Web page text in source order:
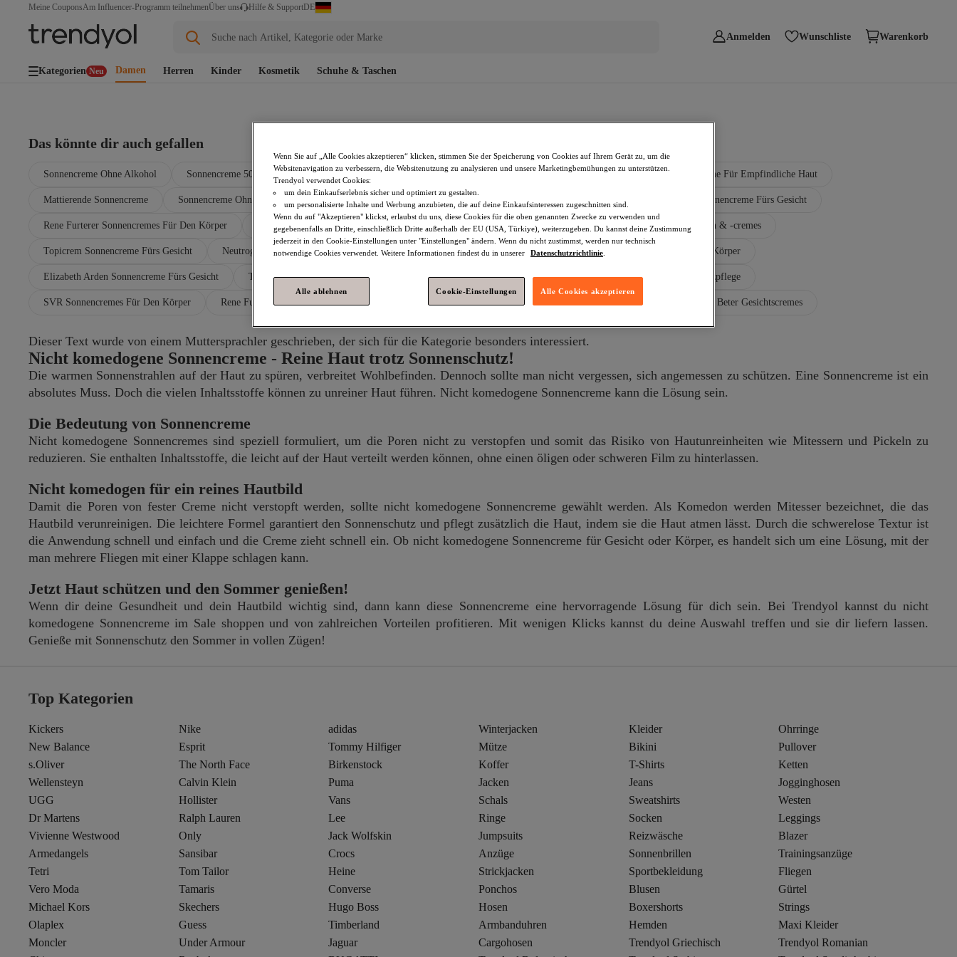
Meine CouponsAm Influencer-Programm teilnehmenÜber uns Hilfe & SupportDE
Suche nach Artikel, Kategorie oder Marke Anmelden Wunschliste Warenkorb
Kategorien Neu Damen Herren Kinder Kosmetik Schuhe & Taschen
Das könnte dir auch gefallen
Sonnencreme Ohne Alkohol Sonnencreme 50 Sonnencreme Auf Wasserbasis Sonnencreme Lsf 70 Getönte Sonnencreme Sonnencreme Für Empfindliche Haut
Mattierende Sonnencreme Sonnencreme Ohne Parfum Und Alkohol Sonnencremes Für Den Körper Sonnencreme Fürs Gesicht La Mer Sonnencreme Fürs Gesicht
Rene Furterer Sonnencremes Für Den Körper Sensai Sonnencreme Fürs Gesicht Neutrogena Sonnencreme Fürs Gesicht Nina Ricci Körperlotionen & -cremes
Topicrem Sonnencreme Fürs Gesicht Neutrogena Sonnenschutzmittel BareMinerals Sonnencreme Fürs Gesicht Bioderma Sonnencremes Für Den Körper
Elizabeth Arden Sonnencreme Fürs Gesicht Topicrem Sonnencremes Für Den Körper Rene Furterer Sonnenschutzmittel Neutrogena Sonnenschutzpflege
SVR Sonnencremes Für Den Körper Rene Furterer Sonnenschutzpflege SVR Sonnencreme Fürs Gesicht Beter Gesichtscremes
Dieser Text wurde von einem Muttersprachler geschrieben, der sich für die Kategorie besonders interessiert.
Nicht komedogene Sonnencreme - Reine Haut trotz Sonnenschutz!
Die warmen Sonnenstrahlen auf der Haut zu spüren, verbreitet Wohlbefinden. Dennoch sollte man nicht vergessen, sich angemessen zu schützen. Eine Sonnencreme ist ein
absolutes Muss. Doch die vielen Inhaltsstoffe können zu unreiner Haut führen. Nicht komedogene Sonnencreme kann die Lösung sein.
Die Bedeutung von Sonnencreme
Nicht komedogene Sonnencremes sind speziell formuliert, um die Poren nicht zu verstopfen und somit das Risiko von Hautunreinheiten wie Mitessern und Pickeln zu
reduzieren. Sie enthalten Inhaltsstoffe, die leicht auf der Haut verteilt werden können, ohne einen öligen oder schweren Film zu hinterlassen.
Nicht komedogen für ein reines Hautbild
Damit die Poren von fester Creme nicht verstopft werden, sollte nicht komedogene Sonnencreme gewählt werden. Als Komedon werden Mitesser bezeichnet, die das
Hautbild verunreinigen. Die leichtere Formel garantiert den Sonnenschutz und pflegt zusätzlich die Haut, indem sie die Haut atmen lässt. Durch die schwerelose Textur ist
die Anwendung schnell und einfach und die Creme zieht schnell ein. Ob nicht komedogene Sonnencreme für Gesicht oder Körper, es handelt sich um eine Lösung, mit der
man mehrere Fliegen mit einer Klappe schlagen kann.
Jetzt Haut schützen und den Sommer genießen!
Wenn dir deine Gesundheit und dein Hautbild wichtig sind, dann kann diese Sonnencreme eine hervorragende Lösung für dich sein. Bei Trendyol kannst du nicht
komedogene Sonnencreme im Sale shoppen und von zahlreichen Vorteilen profitieren. Mit wenigen Klicks kannst du deine Auswahl treffen und sie dir liefern lassen.
Genieße mit Sonnenschutz den Sommer in vollen Zügen!
Top Kategorien
Kickers Nike
adidas
New Balance
Esprit
Tommy Hilfiger
s.Oliver
The North Face
Birkenstock
Wellensteyn
Calvin Klein
Puma
UGG
Hollister
Vans
Dr Martens
Ralph Lauren
Lee
Vivienne Westwood
Only
Jack Wolfskin
Armedangels
Sansibar
Crocs
Tetri
Tom Tailor
Heine
Vero Moda
Tamaris
Converse
Michael Kors
Skechers
Hugo Boss
Olaplex
Guess
Timberland
Moncler
Under Armour
Jaguar
Winterjacken Kleider
Ohrringe
Mütze
Bikini
Pullover
Koffer
T-Shirts
Ketten
Jacken
Jeans
Jogginghosen
Schals
Sweatshirts
Westen
Ringe
Socken
Leggings
Jumpsuits
Reizwäsche
Blazer
Anzüge
Sonnenbrillen
Trainingsanzüge
Strickjacken
Sportbekleidung
Fliegen
Ponchos
Blusen
Gürtel
Hosen
Boxershorts
Strings
Armbanduhren
Hemden
Maxi Kleider
Cargohosen
Trendyol Griechisch
Trendyol Romanian
Wenn Sie auf „Alle Cookies akzeptieren“ klicken, stimmen Sie der Speicherung von Cookies auf Ihrem Gerät zu, um die
Websitenavigation zu verbessern, die Websitenutzung zu analysieren und unsere Marketingbemühungen zu unterstützen.
Trendyol verwendet Cookies:
um dein Einkaufserlebnis sicher und optimiert zu gestalten.
um personalisierte Inhalte und Werbung anzubieten, die auf deine Einkaufsinteressen zugeschnitten sind.
Wenn du auf "Akzeptieren" klickst, erlaubst du uns, diese Cookies für die oben genannten Zwecke zu verwenden und
gegebenenfalls an Dritte, einschließlich Dritte außerhalb der EU (USA, Türkiye), weiterzugeben. Du kannst deine Zustimmung
jederzeit in den Cookie-Einstellungen unter "Einstellungen" ändern. Wenn du nicht zustimmst, werden nur technisch
notwendige Cookies verwendet. Weitere Informationen findest du in unserer
Datenschutzrichtlinie
Alle ablehnen Cookie-Einstellungen Alle Cookies akzeptieren